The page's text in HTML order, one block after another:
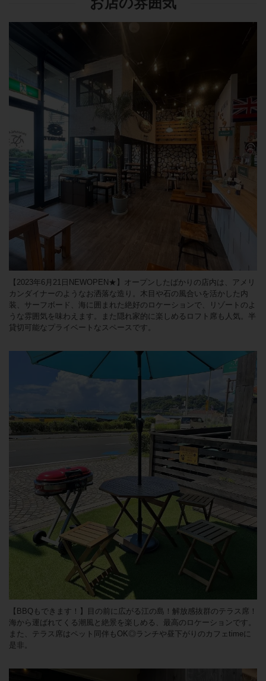
【2023年6月21日NEWOPEN★】オープンしたばかりの店内は、アメリ
カンダイナーのようなお洒落な造り。木目や石の風合いを活かした内
装、サーフボード、海に囲まれた絶好のロケーションで、リゾートのよ
うな雰囲気を味わえます。また隠れ家的に楽しめるロフト席も人気。半
貸切可能なプライベートなスペースです。
【BBQもできます！】目の前に広がる江の島！解放感抜群のテラス席！
海から運ばれてくる潮風と絶景を楽しめる、最高のロケーションです。
また、テラス席はペット同伴もOK◎ランチや昼下がりのカフェtimeに
是非。